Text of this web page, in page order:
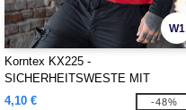
W1
Korntex KX225 -
SICHERHEITSWESTE MIT
REIßVERSCHLUSS "COLOGNE"
4,10 € -48%